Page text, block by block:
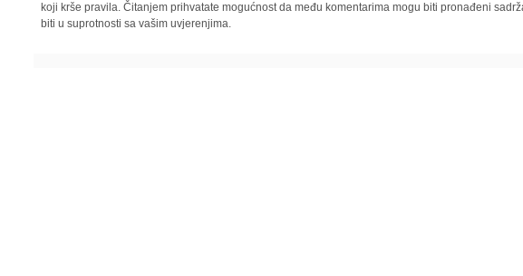
koji krše pravila. Čitanjem prihvatate mogućnost da među komentarima mogu biti pronađeni
biti u suprotnosti sa vašim uvjerenjima.